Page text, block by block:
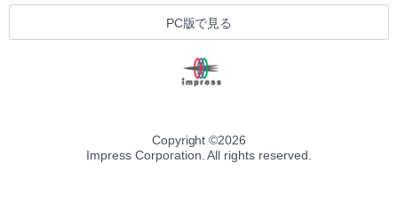
PC版で見る
Copyright ©2026
Impress Corporation. All rights reserved.